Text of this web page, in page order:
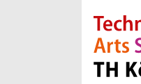
Direkt
Direkt
Direkt
Direkt